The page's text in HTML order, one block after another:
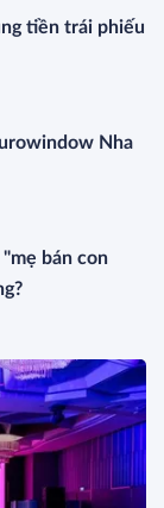
tiền trái phiếu
Nha
bán con